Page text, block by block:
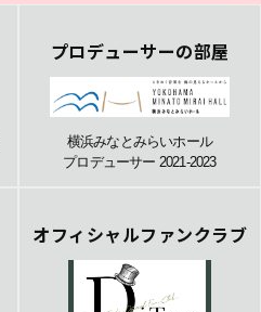
プロデューサーの部屋
横浜みなとみらいホール
プロデューサー 2021-2023
オフィシャルファンクラブ